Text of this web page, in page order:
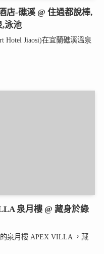
店-礁溪 @ 住過都說棒,
,泳池
Hotel Jiaosi)在宜蘭礁溪溫泉
泉月樓 @ 藏身於綠
泉月樓 APEX VILLA ，藏